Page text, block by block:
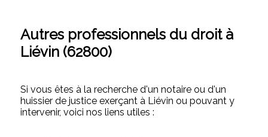
Autres professionnels du droit à
Liévin (62800)
Si vous êtes à la recherche d'un notaire ou d'un
huissier de justice exerçant à Liévin ou pouvant y
intervenir, voici nos liens utiles :